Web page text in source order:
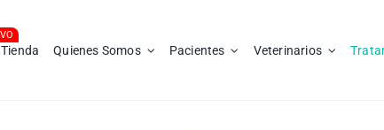
Tienda Quienes Somos Pacientes Veterinarios